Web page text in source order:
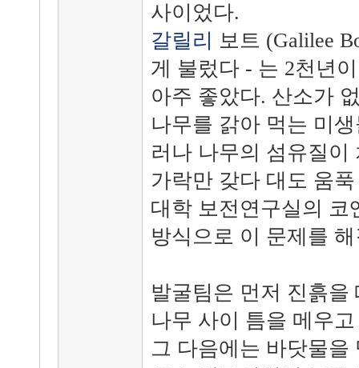
사이었다.
갈릴리
보트 (Galilee
게 불렀다 - 는 2천년
아주 좋았다. 산소가
나무를 갉아 먹는 미
러나 나무의 섬유질이
가락만 갖다 대도 움
대학 보전연구실의 코
방식으로 이 문제를
발굴팀은 먼저 진흙을
나무 사이 틈을 메우
그 다음에는 바닷물을